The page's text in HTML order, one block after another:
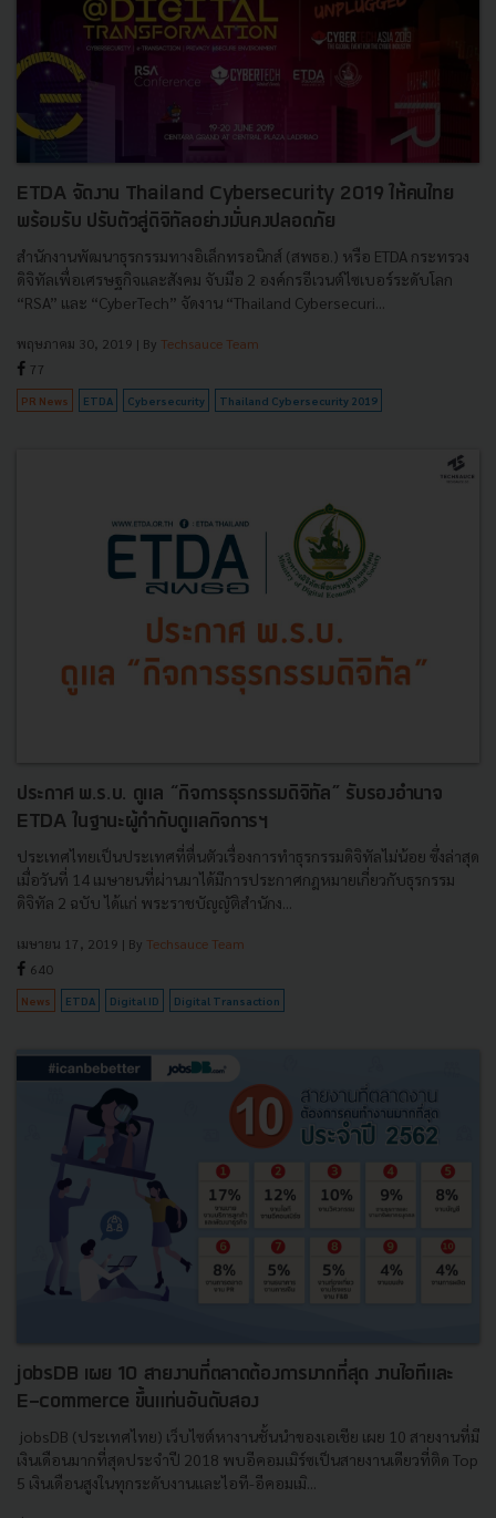
ETDA จัดงาน Thailand Cybersecurity 2019 ให้คนไทย
พร้อมรับ ปรับตัวสู่ดิจิทัลอย่างมั่นคงปลอดภัย
สำนักงานพัฒนาธุรกรรมทางอิเล็กทรอนิกส์ (สพธอ.) หรือ ETDA กระทรวง
ดิจิทัลเพื่อเศรษฐกิจและสังคม จับมือ 2 องค์กรอีเวนต์ไซเบอร์ระดับโลก
“RSA” และ “CyberTech” จัดงาน “Thailand Cybersecuri...
พฤษภาคม 30, 2019 | By Techsauce Team
77
PR News ETDA Cybersecurity Thailand Cybersecurity 2019
ประกาศ พ.ร.บ. ดูแล “กิจการธุรกรรมดิจิทัล” รับรองอำนาจ
ETDA ในฐานะผู้กำกับดูแลกิจการฯ
ประเทศไทยเป็นประเทศที่ตื่นตัวเรื่องการทำธุรกรรมดิจิทัลไม่น้อย ซึ่งล่าสุด
เมื่อวันที่ 14 เมษายนที่ผ่านมาได้มีการประกาศกฎหมายเกี่ยวกับธุรกรรม
ดิจิทัล 2 ฉบับ ได้แก่ พระราชบัญญัติสำนักง...
เมษายน 17, 2019 | By Techsauce Team
640
News ETDA Digital ID Digital Transaction
jobsDB เผย 10 สายงานที่ตลาดต้องการมากที่สุด งานไอทีและ
E-commerce ขึ้นแท่นอันดับสอง
jobsDB (ประเทศไทย) เว็บไซต์หางานชั้นนำของเอเชีย เผย 10 สายงานที่มี
เงินเดือนมากที่สุดประจำปี 2018 พบอีคอมเมิร์ซเป็นสายงานเดียวที่ติด Top
5 เงินเดือนสูงในทุกระดับงานและไอที-อีคอมเมิ...